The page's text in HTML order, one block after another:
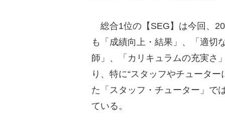
総合1位の【SEG】は今回、
も「成績向上・結果」、「適切
師」、「カリキュラムの充実さ
り、特に“スタッフやチュータ
た「スタッフ・チューター」で
ている。